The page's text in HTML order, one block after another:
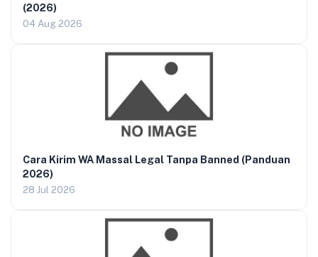
(2026)
04 Aug 2026
Cara Kirim WA Massal Legal Tanpa Banned (Panduan
2026)
28 Jul 2026